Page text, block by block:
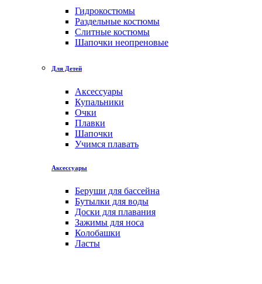
Гидрокостюмы
Раздельные костюмы
Слитные костюмы
Шапочки неопреновые
Для Детей
Аксессуары
Купальники
Очки
Плавки
Шапочки
Учимся плавать
Аксессуары
Беруши для бассейна
Бутылки для воды
Доски для плавания
Зажимы для носа
Колобашки
Ласты